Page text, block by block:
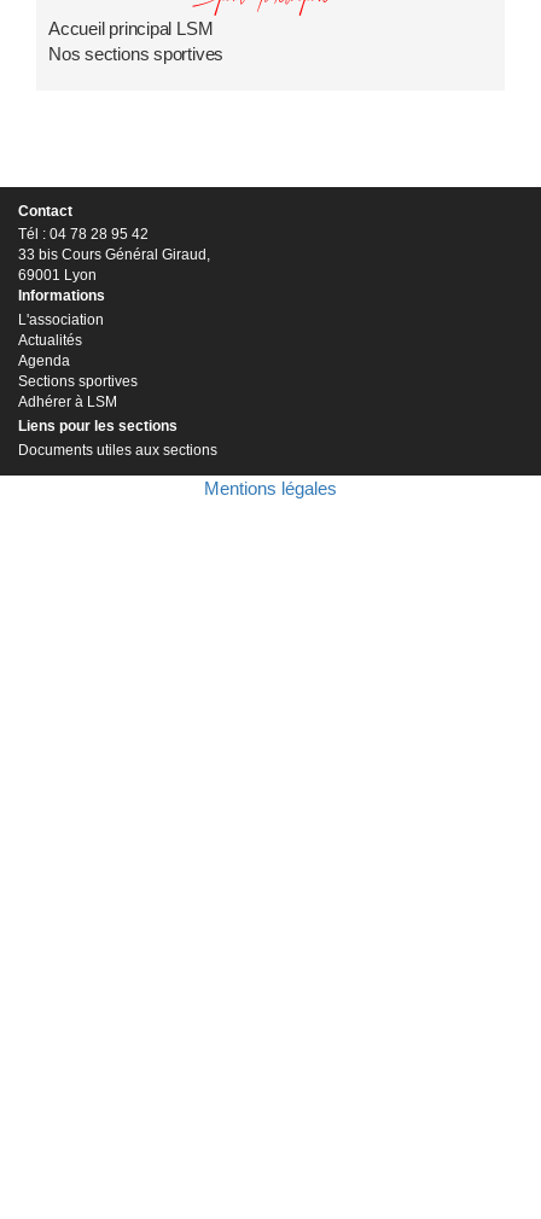
Accueil principal LSM
Nos sections sportives
Contact
Tél : 04 78 28 95 42
33 bis Cours Général Giraud,
69001 Lyon
Informations
L'association
Actualités
Agenda
Sections sportives
Adhérer à LSM
Liens pour les sections
Documents utiles aux sections
Mentions légales